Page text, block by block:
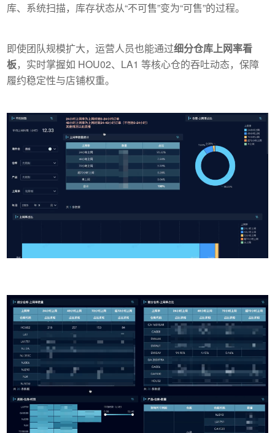
库、系统扫描，库存状态从“不可售”变为“可售”的过程。
即使团队规模扩大，运营人员也能通过细分仓库上网率看
板，实时掌握如 HOU02、LA1 等核心仓的吞吐动态，保障
履约稳定性与店铺权重。